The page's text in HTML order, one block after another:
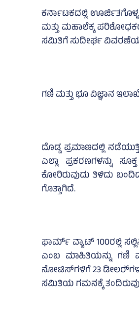
ಕರ್ನಾಟಕದಲ್ಲಿ
ಮತ್ತು ಮಹಾಲೆಕ್ಕ
ಸಮಿತಿಗೆ ಸುದೀರ್ಘ
ಗಣಿ ಮತ್ತು ಭೂ ವಿಜ್ಞಾನ
ದೊಡ್ಡ ಪ್ರಮಾಣದಲ್ಲಿ
ಎಲ್ಲಾ ಪ್ರಕರಣಗಳನ್ನು
ಕೋರಿರುವುದು ತಿಳಿದು
ಗೊತ್ತಾಗಿದೆ.
ಫಾರ್ಮ್ ವ್ಯಾಟ್‌ 100ರಲ್ಲಿ
ಎಂಬ ಮಾಹಿತಿಯನ್ನು ಗಣಿ
ನೋಟಿಸ್‌ಗಳಿಗೆ 23
ಸಮಿತಿಯ ಗಮನಕ್ಕೆ